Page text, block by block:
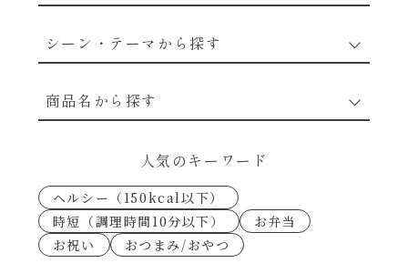
穀物類のレシピ
シーン・テーマから探す
なんでも南蛮
考えるな、二代目で炒めろ！～○○の炒め物
商品名から探す
あえるハコネーゼトマトバジル
あえるハコネーゼ高菜
人気のキーワード
ヘルシー（150kcal以下）
時短（調理時間10分以下）
お弁当
お祝い
おつまみ/おやつ